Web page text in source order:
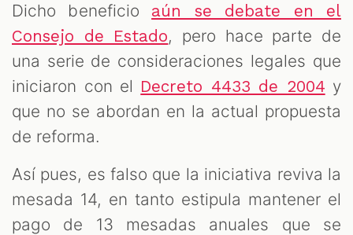
Dicho beneficio aún se debate en el
Consejo de Estado, pero hace parte de
una serie de consideraciones legales que
iniciaron con el Decreto 4433 de 2004 y
que no se abordan en la actual propuesta
de reforma.
Así pues, es falso que la iniciativa reviva la
mesada 14, en tanto estipula mantener el
pago de 13 mesadas anuales que se